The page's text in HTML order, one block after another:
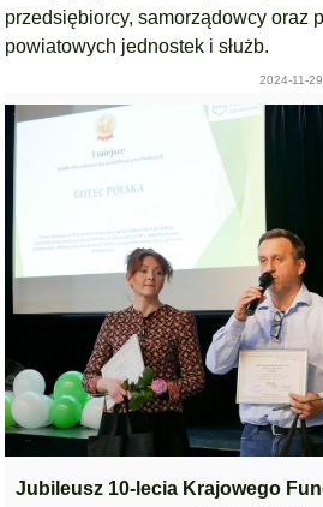
przedsiębiorcy, samorządowcy oraz
powiatowych jednostek i służb.
2024-11-
Jubileusz 10-lecia Krajowego